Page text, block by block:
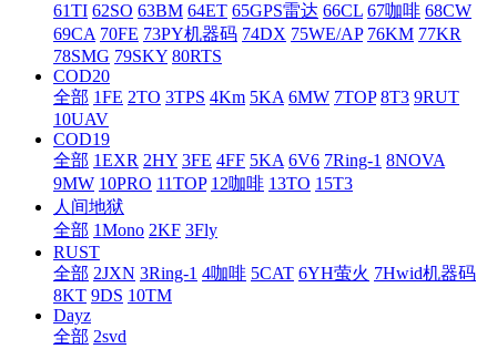
61TI 62SO 63BM 64ET 65GPS雷达 66CL 67咖啡 68CW
69CA 70FE 73PY机器码 74DX 75WE/AP 76KM 77KR
78SMG 79SKY 80RTS
COD20
全部 1FE 2TO 3TPS 4Km 5KA 6MW 7TOP 8T3 9RUT
10UAV
COD19
全部 1EXR 2HY 3FE 4FF 5KA 6V6 7Ring-1 8NOVA
9MW 10PRO 11TOP 12咖啡 13TO 15T3
人间地狱
全部 1Mono 2KF 3Fly
RUST
全部 2JXN 3Ring-1 4咖啡 5CAT 6YH萤火 7Hwid机器码
8KT 9DS 10TM
Dayz
全部 2svd